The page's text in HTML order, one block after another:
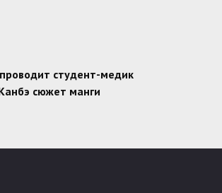
студент-медик
сюжет манги